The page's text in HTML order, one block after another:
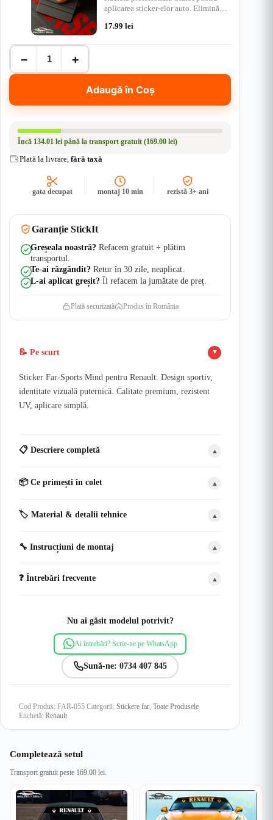
aplicarea sticker-elor auto. Elimină
17.99lei
Cantitate
Sticker
Far-
Sports
-
Stickere
Auto
|
Rezistent
− +
Adaugă în Coș
Încă 134.01 lei până la transport gratuit (169.00 lei)
Plată la livrare, fără taxă
gata decupat montaj 10 min rezistă 3+ ani
Garanție StickIt
Greșeala noastră? Refacem gratuit + plătim
transportul.
Te-ai răzgândit? Retur în 30 zile, neaplicat.
L-ai aplicat greșit? Îl refacem la jumătate de preț.
Plată securizată Produs în România
📝 Pe scurt ▲
Sticker Far-Sports Mind pentru Renault. Design sportiv,
identitate vizuală puternică. Calitate premium, rezistent
UV, aplicare simplă.
📋 Descriere completă ▲
📦 Ce primești în colet ▲
🏷️ Material & detalii tehnice ▲
🔧 Instrucțiuni de montaj ▲
❓ Întrebări frecvente ▲
Nu ai găsit modelul potrivit?
Ai întrebări? Scrie-ne pe WhatsApp
Sună-ne: 0734 407 845
Cod Produs: FAR-055 Categorii: Stickere far, Toate Produsele
Etichetă: Renault
Completează setul
Transport gratuit peste 169.00 lei.